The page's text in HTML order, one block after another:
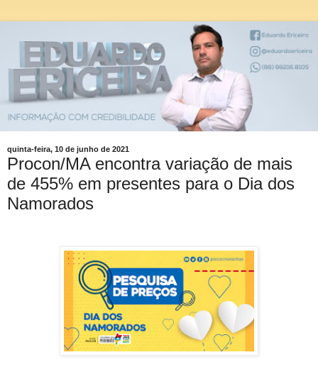
quinta-feira, 10 de junho de 2021
Procon/MA encontra variação de mais
de 455% em presentes para o Dia dos
Namorados